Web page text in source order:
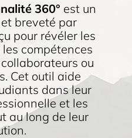
360° est un
breveté par
pour révéler les
compétences
ou
Cet outil aide
dans leur
et les
au long de leur